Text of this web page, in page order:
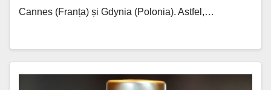
Cannes (Franța) și Gdynia (Polonia). Astfel,…